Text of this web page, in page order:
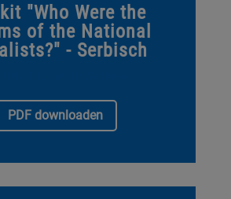
"Who Were the
of the National
- Serbisch
PDF downloaden